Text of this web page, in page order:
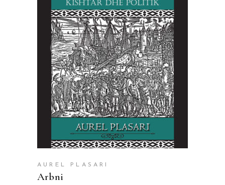
SHTOJE NË SHPORTË
AUREL PLASARI
Arbni